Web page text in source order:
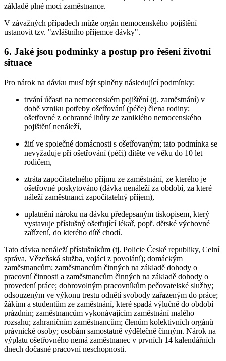
základě plné moci zaměstnance.
V závažných případech může orgán nemocenského pojištění
ustanovit tzv. "zvláštního příjemce dávky".
6. Jaké jsou podmínky a postup pro řešení životní
situace
Pro nárok na dávku musí být splněny následující podmínky:
trvání účasti na nemocenském pojištění (tj. zaměstnání) v
době vzniku potřeby ošetřování (péče) člena rodiny;
ošetřovné z ochranné lhůty ze zaniklého nemocenského
pojištění nenáleží,
žití ve společné domácnosti s ošetřovaným; tato podmínka se
nevyžaduje při ošetřování (péči) dítěte ve věku do 10 let
rodičem,
ztráta započitatelného příjmu ze zaměstnání, ze kterého je
ošetřovné poskytováno (dávka nenáleží za období, za které
náleží zaměstnanci započitatelný příjem),
uplatnění nároku na dávku předepsaným tiskopisem, který
vystavuje příslušný ošetřující lékař, popř. dětské výchovné
zařízení, do kterého dítě chodí.
Tato dávka nenáleží příslušníkům (tj. Policie České republiky, Celní
správa, Vězeňská služba, vojáci z povolání); domáckým
zaměstnancům; zaměstnancům činných na základě dohody o
pracovní činnosti a zaměstnancům činných na základě dohody o
provedení práce; dobrovolným pracovníkům pečovatelské služby;
odsouzeným ve výkonu trestu odnětí svobody zařazeným do práce;
žákům a studentům ze zaměstnání, které spadá výlučně do období
prázdnin; zaměstnancům vykonávajícím zaměstnání malého
rozsahu; zahraničním zaměstnancům; členům kolektivních orgánů
právnické osoby; osobám samostatně výdělečně činným. Nárok na
výplatu ošetřovného nemá zaměstnanec v prvních 14 kalendářních
dnech dočasné pracovní neschopnosti.